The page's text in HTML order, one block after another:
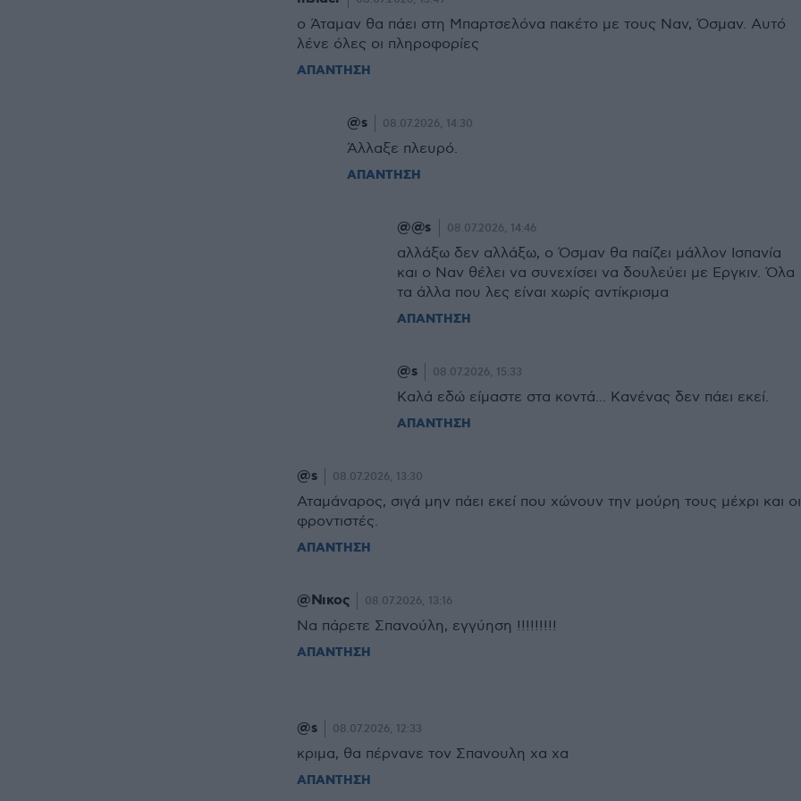
o Άταμαν θα πάει στη Μπαρτσελόνα πακέτο με τους Ναν, Όσμαν. Αυτό
λένε όλες οι πληροφορίες
ΑΠΑΝΤΗΣΗ
@s 08.07.2026, 14:30
Άλλαξε πλευρό.
ΑΠΑΝΤΗΣΗ
@@s 08.07.2026, 14:46
αλλάξω δεν αλλάξω, ο Όσμαν θα παίζει μάλλον Ισπανία
και ο Ναν θέλει να συνεχίσει να δουλεύει με Εργκιν. Όλα
τα άλλα που λες είναι χωρίς αντίκρισμα
ΑΠΑΝΤΗΣΗ
@s 08.07.2026, 15:33
Καλά εδώ είμαστε στα κοντά... Κανένας δεν πάει εκεί.
ΑΠΑΝΤΗΣΗ
@s 08.07.2026, 13:30
Αταμάναρος, σιγά μην πάει εκεί που χώνουν την μούρη τους μέχρι και οι
φροντιστές.
ΑΠΑΝΤΗΣΗ
@Νικος 08.07.2026, 13:16
Να πάρετε Σπανούλη, εγγύηση !!!!!!!!!
ΑΠΑΝΤΗΣΗ
@s 08.07.2026, 12:33
κριμα, θα πέρνανε τον Σπανουλη χα χα
ΑΠΑΝΤΗΣΗ